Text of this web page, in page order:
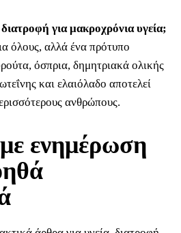
για μακροχρόνια υγεία;
όλους, αλλά ένα πρότυπο
όσπρια, δημητριακά ολικής
και ελαιόλαδο αποτελεί
ανθρώπους.
ενημέρωση